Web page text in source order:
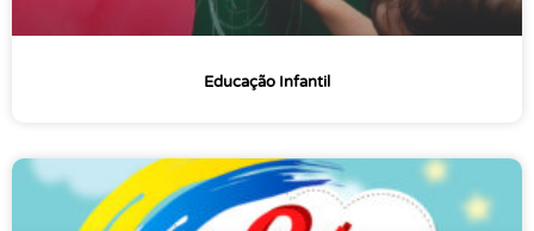
Educação Infantil